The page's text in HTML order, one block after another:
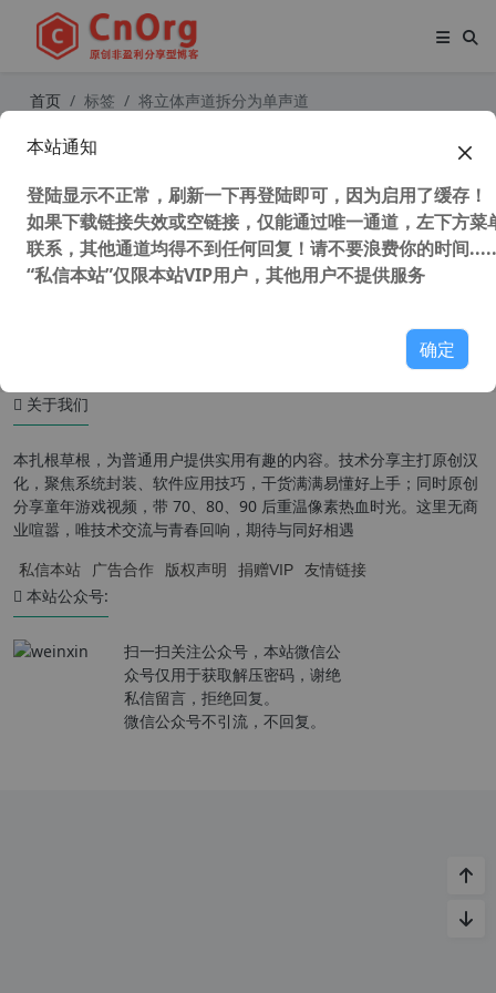
首页 标签 将立体声道拆分为单声道
为单声道并提取单声道为立体声
关于我们
本扎根草根，为普通用户提供实用有趣的内容。技术分享主打原创汉
化，聚焦系统封装、软件应用技巧，干货满满易懂好上手；同时原创
分享童年游戏视频，带 70、80、90 后重温像素热血时光。这里无商
业喧嚣，唯技术交流与青春回响，期待与同好相遇
私信本站 广告合作 版权声明 捐赠VIP 友情链接
本站公众号:
扫一扫关注公众号，本站微信公
众号仅用于获取解压密码，谢绝
私信留言，拒绝回复。
微信公众号不引流，不回复。
本站通知
登陆显示不正常，刷新一下再登陆即可，因为启用了缓存！
如果下载链接失效或空链接，仅能通过唯一通道，左下方菜
联系，其他通道均得不到任何回复！请不要浪费你的时间
“私信本站”仅限本站VIP用户，其他用户不提供服务
确定